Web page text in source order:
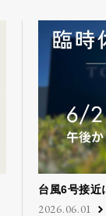
台風6号接近
2026.06.01